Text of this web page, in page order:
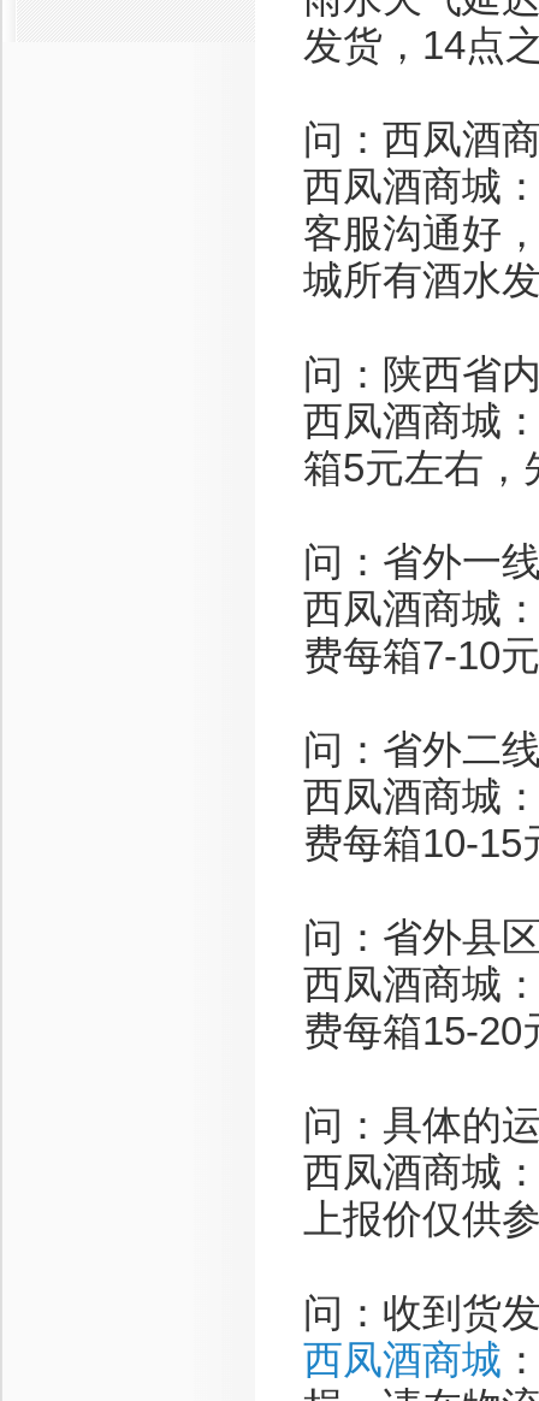
发货，14点
问：西凤酒
西凤酒商城
客服沟通好
城所有酒水
问：陕西省
西凤酒商城
箱5元左右，
问：省外一
西凤酒商城
费每箱7-10
问：省外二
西凤酒商城
费每箱10-15
问：省外县
西凤酒商城
费每箱15-20
问：具体的
西凤酒商城
上报价仅供
问：收到货
西凤酒商城